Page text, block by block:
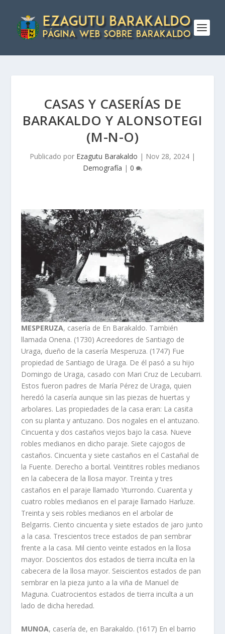
CASAS Y CASERÍAS DE
BARAKALDO Y ALONSOTEGI
(M-N-O)
Publicado por Ezagutu Barakaldo | Nov 28, 2024 |
Demografía | 0
MESPERUZA, caserí­a de En Barakaldo. También
llamada Onena. (1730) Acreedores de Santiago de
Uraga, dueño de la caserí­a Mesperuza. (1747) Fue
propiedad de Santiago de Uraga. De él pasó a su hijo
Domingo de Uraga, casado con Mari Cruz de Lecubarri.
Estos fueron padres de Marí­a Pérez de Uraga, quien
heredó la caserí­a aunque sin las piezas de huertas y
arbolares. Las propiedades de la casa eran: La casita
con su planta y antuzano. Dos nogales en el antuzano.
Cincuenta y dos castaños viejos bajo la casa. Nueve
robles medianos en dicho paraje. Siete cajogos de
castaños. Cincuenta y siete castaños en el Castañal de
la Fuente. Derecho a bortal. Veintitres robles medianos
en la cabecera de la llosa mayor. Treinta y tres
castaños en el paraje llamado Yturrondo. Cuarenta y
cuatro robles medianos en el paraje llamado Harluze.
Treinta y seis robles medianos en el arbolar de
Belgarris. Ciento cincuenta y siete estados de jaro junto
a la casa. Trescientos trece estados de pan sembrar
frente a la casa. Mil ciento veinte estados en la llosa
mayor. Doscientos dos estados de tierra inculta en la
cabecera de la llosa mayor. Seiscientos estados de pan
sembrar en la pieza junto a la viña de Manuel de
Maguna. Cuatrocientos estados de tierra inculta a un
lado de dicha heredad.
MUNOA, caserí­a de, en Barakaldo. (1617) En el barrio